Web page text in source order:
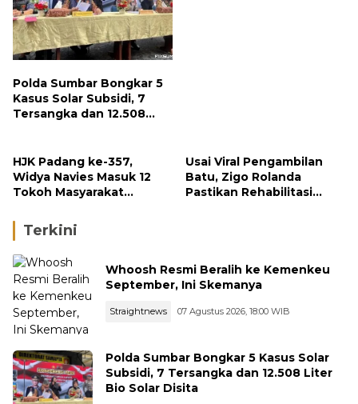
Polda Sumbar Bongkar 5
Kasus Solar Subsidi, 7
Tersangka dan 12.508
HJK Padang ke-357,
Widya Navies Masuk 12
Tokoh Masyarakat
Pemko Padang
Usai Viral Pengambilan
Batu, Zigo Rolanda
Pastikan Rehabilitasi
Terkini
Whoosh Resmi Beralih ke Kemenkeu
September, Ini Skemanya
Straightnews 07 Agustus 2026, 18:00 WIB
Polda Sumbar Bongkar 5 Kasus Solar
Subsidi, 7 Tersangka dan 12.508 Liter
Bio Solar Disita